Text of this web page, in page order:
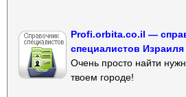
Profi.orbita.co.il —
специалистов Израиля
Очень просто найти
твоем городе!